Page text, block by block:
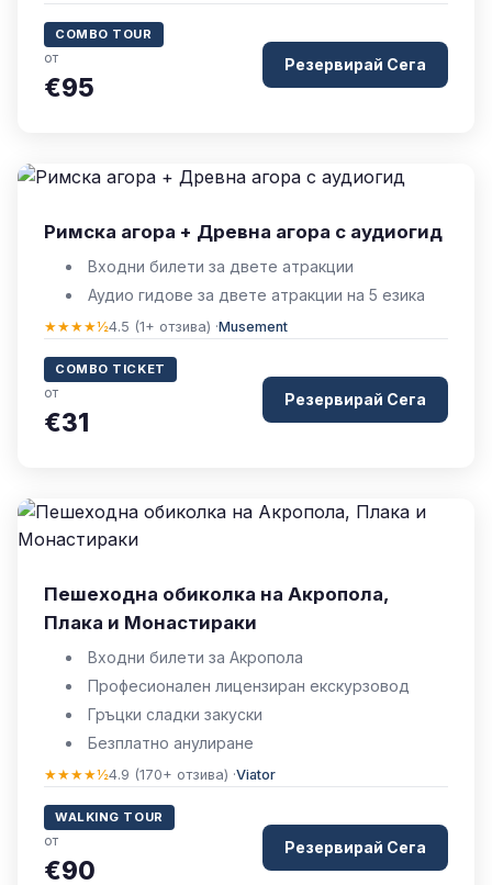
COMBO TOUR
от
€95
Резервирай Сега
Римска агора + Древна агора с аудиогид
Входни билети за двете атракции
Аудио гидове за двете атракции на 5 езика
★★★★½4.5 (1+ отзива) ·Musement
COMBO TICKET
от
€31
Резервирай Сега
Пешеходна обиколка на Акропола,
Плака и Монастираки
Входни билети за Акропола
Професионален лицензиран екскурзовод
Гръцки сладки закуски
Безплатно анулиране
★★★★½4.9 (170+ отзива) ·Viator
WALKING TOUR
от
€90
Резервирай Сега